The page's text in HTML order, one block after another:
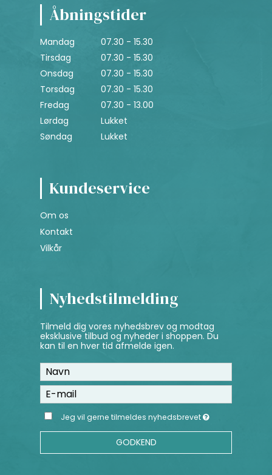
Åbningstider
Mandag
07.30 - 15.30
Tirsdag
07.30 - 15.30
Onsdag
07.30 - 15.30
Torsdag
07.30 - 15.30
Fredag
07.30 - 13.00
Lørdag
Lukket
Søndag
Lukket
Kundeservice
Om os
Kontakt
Vilkår
Nyhedstilmelding
Tilmeld dig vores nyhedsbrev og modtag
eksklusive tilbud og nyheder i shoppen. Du
kan til en hver tid afmelde igen.
Jeg vil gerne tilmeldes nyhedsbrevet
GODKEND